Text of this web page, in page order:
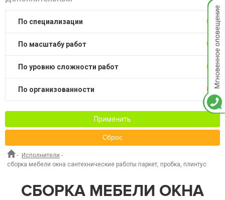
по специализации
по масштабу работ
по уровню сложности работ
по организованности
Применить
Сброс
- Исполнители -
сборка мебели окна сантехнические работы паркет, пробка, плинтус
СБОРКА МЕБЕЛИ ОКНА